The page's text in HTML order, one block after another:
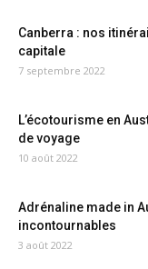
Canberra : nos
capitale
7 septembre 2022
L’écotourisme en
de voyage
10 août 2022
Adrénaline made in
incontournables
3 août 2022